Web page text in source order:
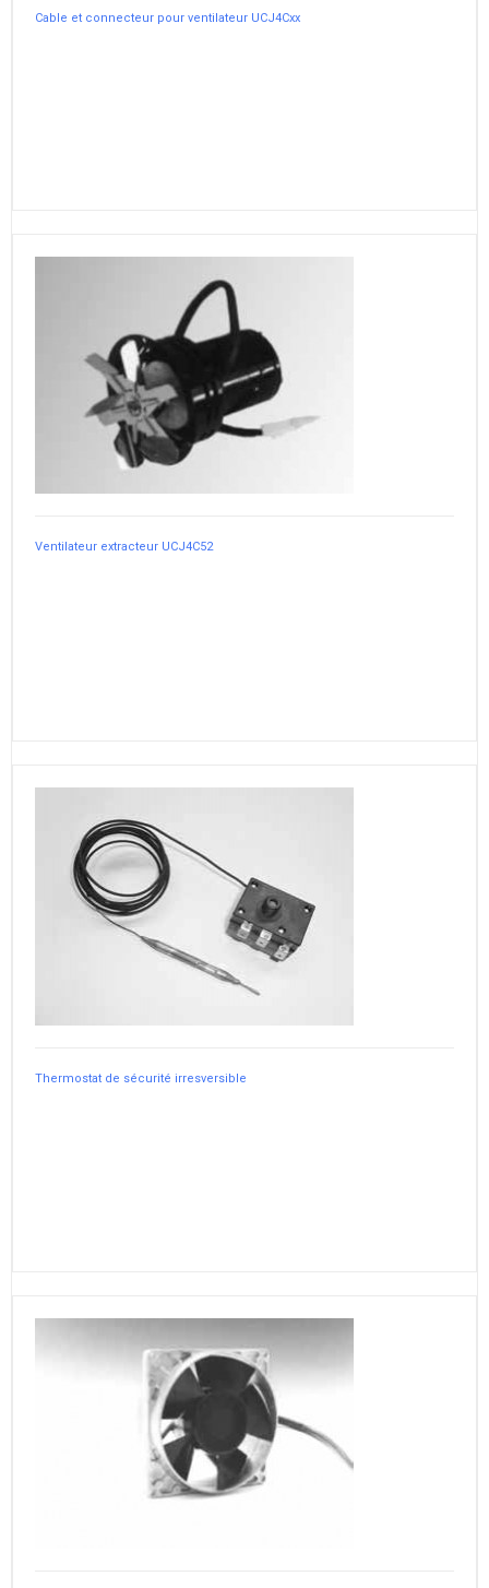
Cable et connecteur pour ventilateur UCJ4Cxx
Ventilateur extracteur UCJ4C52
Thermostat de sécurité irresversible